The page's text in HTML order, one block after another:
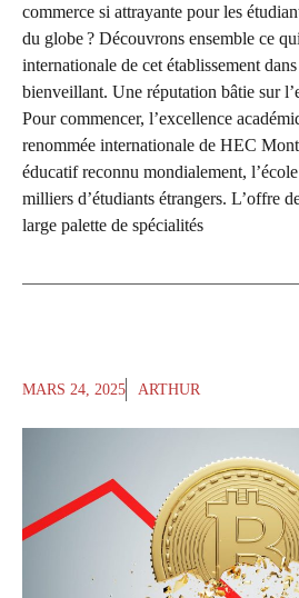
commerce si attrayante pour les
du globe ? Découvrons ensemble ce
internationale de cet établissement
bienveillant. Une réputation bâtie sur
Pour commencer, l’excellence
renommée internationale de HEC
éducatif reconnu mondialement,
milliers d’étudiants étrangers. L’offre
large palette de spécialités
MARS 24, 2025 ARTHUR